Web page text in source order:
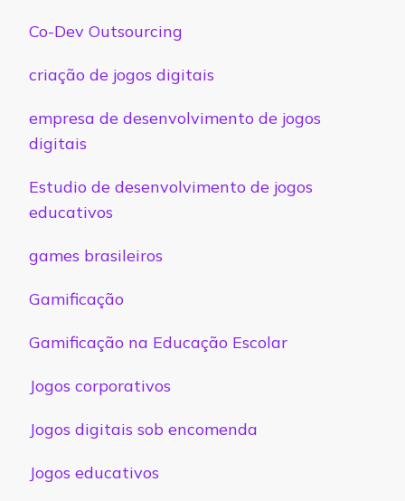
Co-Dev Outsourcing
criação de jogos digitais
empresa de desenvolvimento de jogos
digitais
Estudio de desenvolvimento de jogos
educativos
games brasileiros
Gamificação
Gamificação na Educação Escolar
Jogos corporativos
Jogos digitais sob encomenda
Jogos educativos